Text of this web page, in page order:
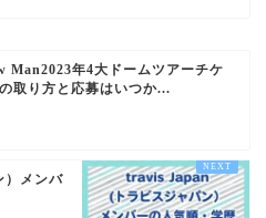
Man2023年4大ドームツアーチケ
取り方と応募はいつか...
メンバ